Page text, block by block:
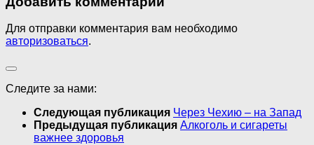
Для отправки комментария вам необходимо
авторизоваться.
Следите за нами:
Следующая публикация Через Чехию – на Запад
Предыдущая публикация Алкоголь и сигареты
важнее здоровья